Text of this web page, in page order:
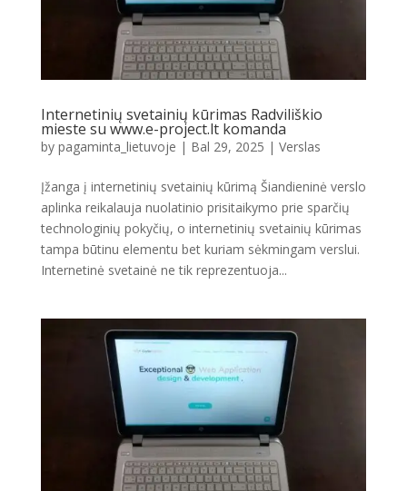
Internetinių svetainių kūrimas Radviliškio
mieste su www.e-project.lt komanda
by pagaminta_lietuvoje | Bal 29, 2025 | Verslas
Įžanga į internetinių svetainių kūrimą Šiandieninė verslo
aplinka reikalauja nuolatinio prisitaikymo prie sparčių
technologinių pokyčių, o internetinių svetainių kūrimas
tampa būtinu elementu bet kuriam sėkmingam verslui.
Internetinė svetainė ne tik reprezentuoja...